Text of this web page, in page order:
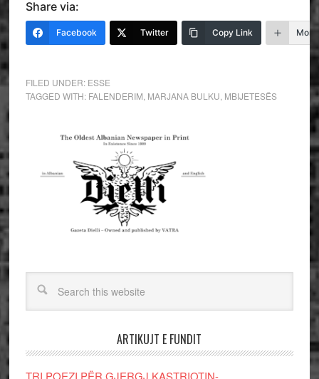
Share via:
Facebook Twitter Copy Link More
FILED UNDER: ESSE
TAGGED WITH: FALENDERIM, MARJANA BULKU, MBIJETESËS
ARTIKUJT E FUNDIT